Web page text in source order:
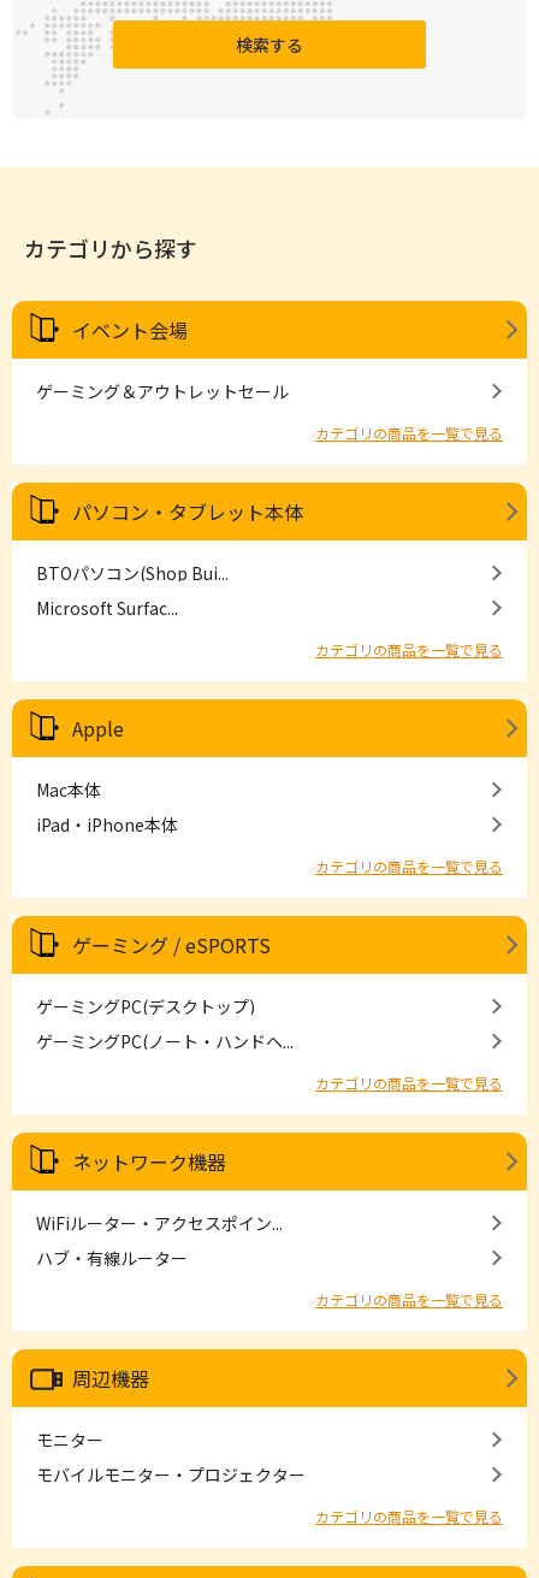
検索する
カテゴリから探す
イベント会場
ゲーミング＆アウトレットセール
カテゴリの商品を一覧で見る
パソコン・タブレット本体
BTOパソコン(Shop Bui...
Microsoft Surfac...
カテゴリの商品を一覧で見る
Apple
Mac本体
iPad・iPhone本体
カテゴリの商品を一覧で見る
ゲーミング / eSPORTS
ゲーミングPC(デスクトップ)
ゲーミングPC(ノート・ハンドヘ...
カテゴリの商品を一覧で見る
ネットワーク機器
WiFiルーター・アクセスポイン...
ハブ・有線ルーター
カテゴリの商品を一覧で見る
周辺機器
モニター
モバイルモニター・プロジェクター
カテゴリの商品を一覧で見る